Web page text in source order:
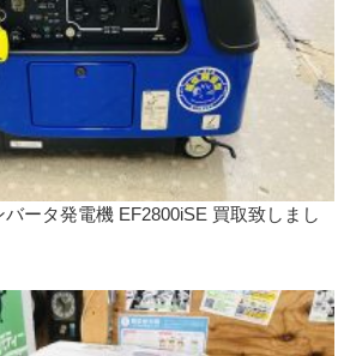
ータ発電機 EF2800iSE 買取致しまし